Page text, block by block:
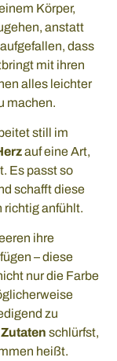
Körper,
anstatt
dass
mit ihren
alles leichter
machen.
still im
auf eine Art,
Es passt so
schafft diese
richtig anfühlt.
ihre
– diese
nur die Farbe
zu
schlürfst,
heißt.